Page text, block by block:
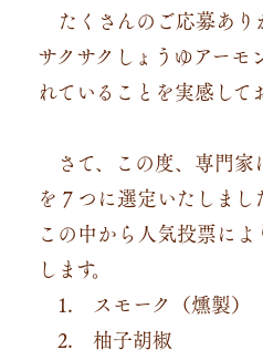
たくさんのご応募あり
サクサクしょうゆアーモ
れていることを実感して
さて、この度、専門
を７つに選定いたしまし
この中から人気投票に
します。
1. スモーク（燻製）
2. 柚子胡椒